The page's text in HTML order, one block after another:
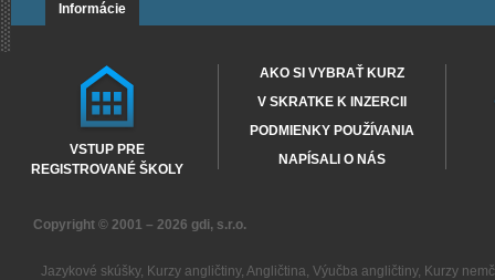
Informácie
VSTUP PRE
REGISTROVANÉ ŠKOLY
AKO SI VYBRAŤ KURZ
V SKRATKE K INZERCII
PODMIENKY POUŽÍVANIA
NAPÍSALI O NÁS
Copyright © 2001 – 2026 gdi, s.r.o.
Jazykové skúšky, Kurzy angličtiny, Angličtina, Výučba angličtiny, Kurzy